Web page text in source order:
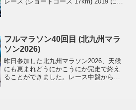
フルマラソン40回目 (北九州マラ
ソン2026)
昨日参加した北九州マラソン2026、天候
にも恵まれどうにかこうにか完走で終え
ることができました。レース中盤から失